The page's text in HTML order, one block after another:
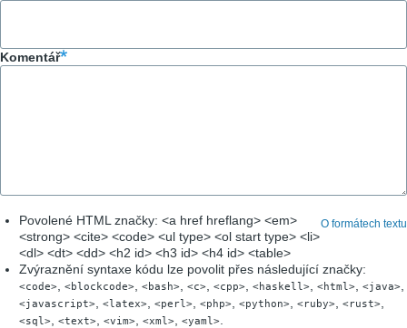
Komentář
O formátech textu
Povolené HTML značky: <a href hreflang> <em>
<strong> <cite> <code> <ul type> <ol start type> <li>
<dl> <dt> <dd> <h2 id> <h3 id> <h4 id> <table>
Zvýraznění syntaxe kódu lze povolit přes následující značky:
<code> <blockcode> <bash> <c> <cpp> <haskell> <html> <java>
<javascript> <latex> <perl> <php> <python> <ruby> <rust>
<sql> <text> <vim> <xml> <yaml>